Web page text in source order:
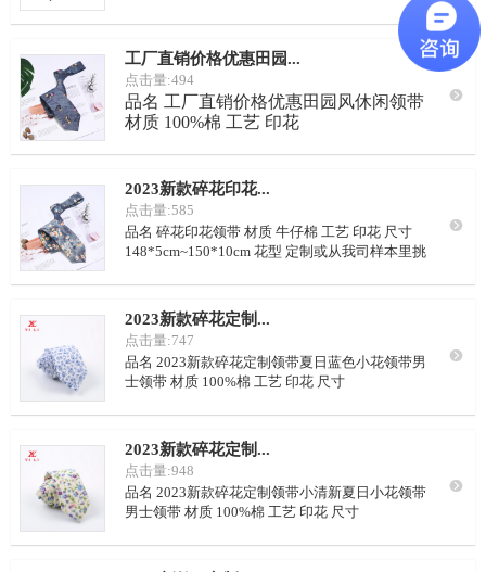
制或从我司样本里挑选 LOGO 可按要求定制 颜色
可从我司样本挑选，或自定义配色 里布 藏青点
子，或自定义要求 起订量 100条/色
工厂直销价格优惠田园...
点击量:494
品名 工厂直销价格优惠田园风休闲领带
材质 100%棉 工艺 印花

2023新款碎花印花...
点击量:585
品名 碎花印花领带 材质 牛仔棉 工艺 印花 尺寸
148*5cm~150*10cm 花型 定制或从我司样本里挑
或自定义配色 里布 藏青点子，或自定义要求 起订
量 100条/色 包装

2023新款碎花定制...
点击量:747
品名 2023新款碎花定制领带夏日蓝色小花领带男
士领带 材质 100%棉 工艺 印花 尺寸
选 LOGO 可按要求定制 颜色 可从我司样本挑选，
或自定义配色 里布 藏青点子，或自定义要求 起订
量 100条/色

2023新款碎花定制...
点击量:948
品名 2023新款碎花定制领带小清新夏日小花领带
男士领带 材质 100%棉 工艺 印花 尺寸
选 LOGO 可按要求定制 颜色 可从我司样本挑选，
